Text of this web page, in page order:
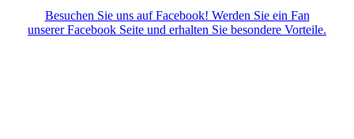
Besuchen Sie uns auf Facebook! Werden Sie ein Fan
unserer Facebook Seite und erhalten Sie besondere Vorteile.